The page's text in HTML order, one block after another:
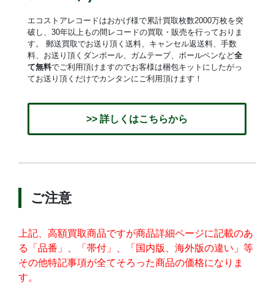
エコストアレコードはおかげ様で累計買取枚数2000万枚を突
破し、30年以上もの間レコードの買取・販売を行っておりま
す。 郵送買取でお送り頂く送料、キャンセル返送料、手数
料、お送り頂くダンボール、ガムテープ、ボールペンなど全
て無料でご利用頂けますのでお客様は梱包キットにしたがっ
てお送り頂くだけでカンタンにご利用頂けます！
>> 詳しくはこちらから
ご注意
上記、高額買取商品ですが商品詳細ページに記載のあ
る「品番」、「帯付」、「国内版、海外版の違い」等
その他特記事項が全てそろった商品の価格になりま
す。